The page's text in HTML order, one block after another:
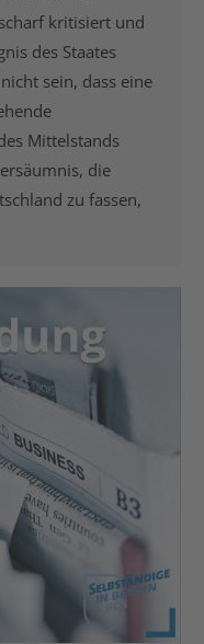
kritisiert und
des Staates
sein, dass eine
Mittelstands
die
zu fassen,